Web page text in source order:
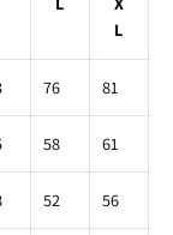
L
76 81
58 61
52 56